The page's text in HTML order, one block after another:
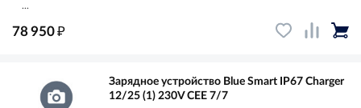
...
78 950₽
Зарядное устройство Blue Smart IP67 Charger
12/25 (1) 230V CEE 7/7